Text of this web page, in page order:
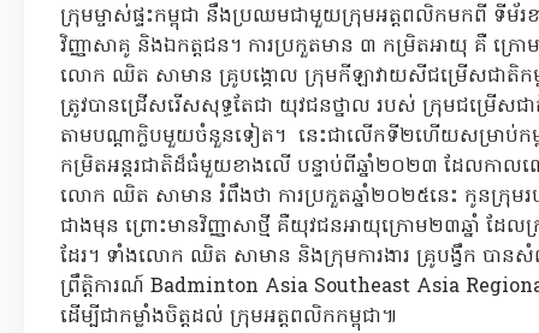
ក្រុមម្ចាស់ផ្ទះកម្ពុជា នឹងប្រឈមជាមួយក្រុមអត្តពលិកមកពី ទី
វិញ្ញាសាគូ និងឯកត្ដជន។ ការប្រកួតមាន ៣ កម្រិតអាយុ គឺ ក្រោ
លោក ឈិត សាមាន គ្រូបង្គោល ក្រុមកីឡាវាយសីជម្រើសជាតិកម្
ត្រូវបានជ្រើសរើសសុទ្ធតែជា យុវជនថ្នាល របស់ ក្រុមជម្រើ
តាមបណ្ដាក្លិបមួយចំនួនទៀត។ នេះជាលើកទី២ហើយសម្រាប់កម្ពុជ
កម្រិតអន្តរជាតិដ៏ធំមួយខាងលើ បន្ទាប់ពីឆ្នាំ២០២៣ ដែលកាល
លោក ឈិត សាមាន រំពឹងថា ការប្រកួតឆ្នាំ២០២៥នេះ កូនក្រុម
ជាងមុន ព្រោះមានវិញ្ញាសាថ្មី គឺយុវជនអាយុក្រោម២៣ឆ្នាំ ដែល
ដែរ។ ទាំងលោក ឈិត សាមាន និងក្រុមការងារ គ្រូបង្វឹក ប
ព្រឹត្តិការណ៍ Badminton Asia Southeast Asia
ដើម្បីជាកម្លាំងចិត្តដល់ ក្រុមអត្តពលិកកម្ពុជា៕